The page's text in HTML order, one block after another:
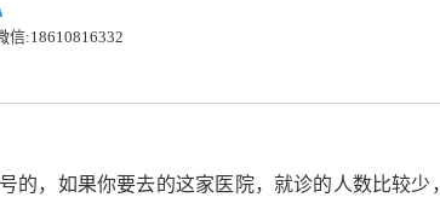
信:18610816332
的，如果你要去的这家医院，就诊的人数比较少